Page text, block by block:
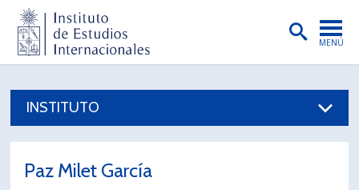
MENÚ
POSTGRADO
INSTITUTO
Paz Milet García